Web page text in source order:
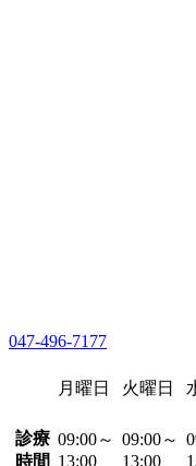
047-496-7177
月曜日 火曜日
診療
時間
09:00～
13:00
09:00～
13:00